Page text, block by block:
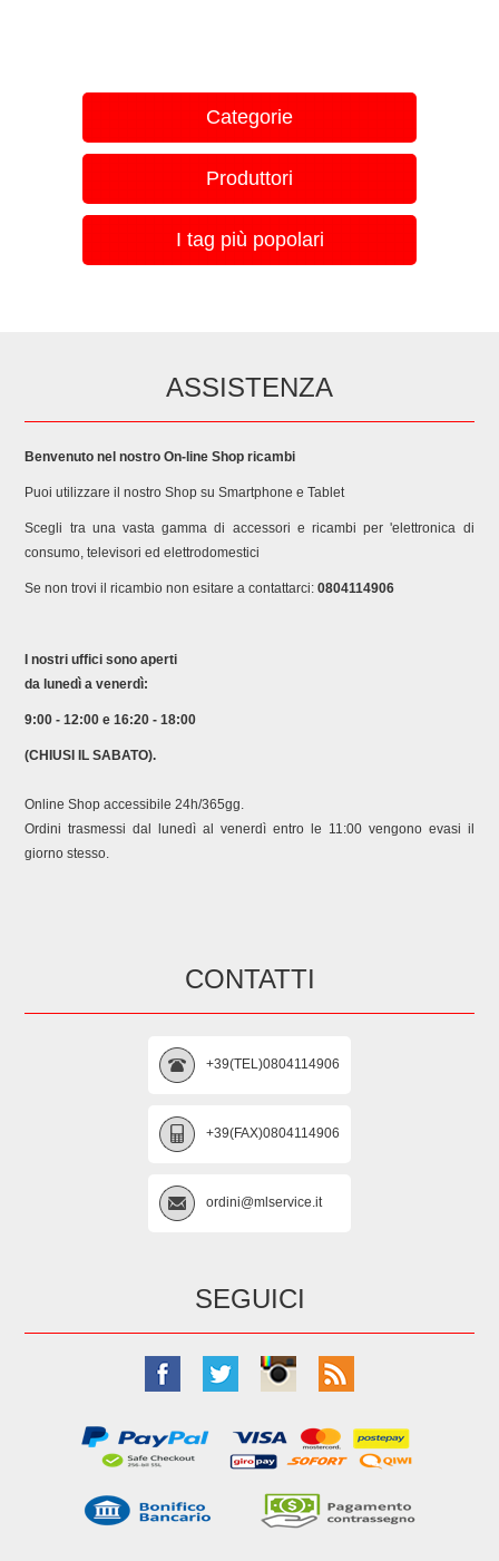
Categorie
Produttori
I tag più popolari
ASSISTENZA
Benvenuto nel nostro On-line Shop ricambi
Puoi utilizzare il nostro Shop su Smartphone e Tablet
Scegli tra una vasta gamma di accessori e ricambi per 'elettronica di
consumo, televisori ed elettrodomestici
Se non trovi il ricambio non esitare a contattarci:0804114906
I nostri uffici sono aperti
da lunedì a venerdì:
9:00 - 12:00 e 16:20 - 18:00
(CHIUSI IL SABATO).
Online Shop accessibile 24h/365gg.
Ordini trasmessi dal lunedì al venerdì entro le 11:00 vengono evasi il
giorno stesso.
CONTATTI
+39(TEL)0804114906
+39(FAX)0804114906
ordini@mlservice.it
SEGUICI